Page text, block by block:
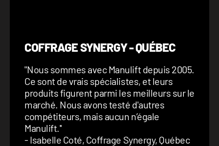
COFFRAGE SYNERGY - QUÉBEC
''Nous sommes avec Manulift depuis 2005.
Ce sont de vrais spécialistes, et leurs
produits figurent parmi les meilleurs sur le
marché. Nous avons testé d'autres
compétiteurs, mais aucun n’égale
Manulift.''
- Isabelle Coté, Coffrage Synergy, Québec